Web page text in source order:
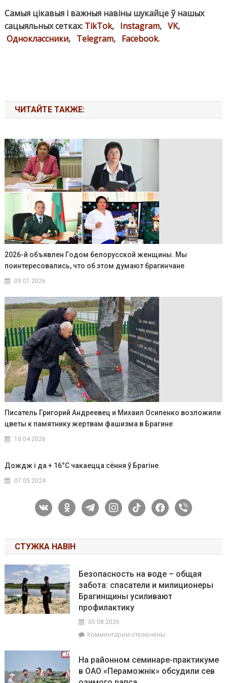
Самыя цікавыя і важныя навіны шукайце ў нашых
сацыяльных сетках: TikTok, Instagram, VK,
Одноклассники, Telegram, Facebook.
ЧИТАЙТЕ ТАКЖЕ:
2026-й объявлен Годом белорусской женщины. Мы
поинтересовались, что об этом думают брагинчане
09.01.2026
Писатель Григорий Андреевец и Михаил Осипенко возложили
цветы к памятнику жертвам фашизма в Брагине
10.04.2026
Дождж і да + 16°C чакаецца сёння ў Брагіне
07.05.2024
vkontakteodnoklassniki
telegraminstagram
tiktok facebook
viber
СТУЖКА НАВІН
Безопасность на воде – общая
забота: спасатели и милиционеры
Брагинщины усиливают
профилактику
05.08.2026
Комментарии к
на
воде
отключены
На районном семинаре-практикуме
в ОАО «Пераможнік» обсудили сев